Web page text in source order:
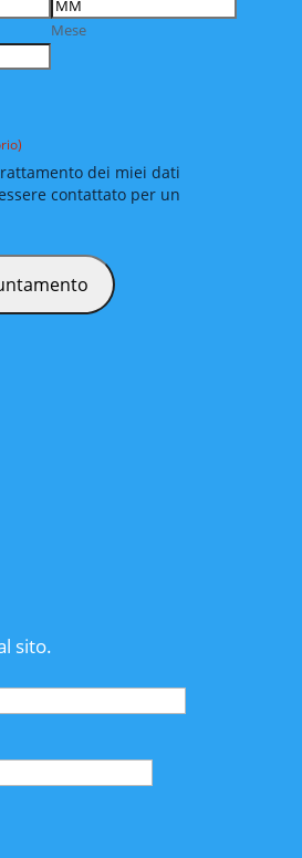
Mese
dei miei dati
contattato per un
sito.